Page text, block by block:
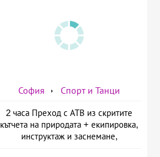
София Спорт и Танци
2 часа Преход с АТВ из скритите
кътчета на природата + екипировка,
инструктаж и заснемане,